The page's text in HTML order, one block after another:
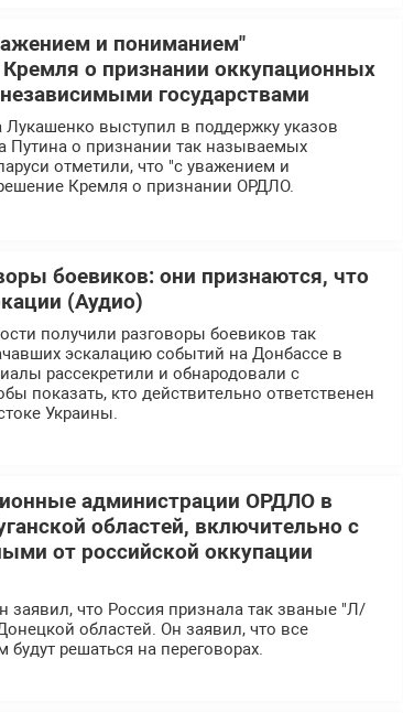
и пониманием"
о признании оккупационных
государствами
выступил в поддержку указов
Путина о признании так называемых
отметили, что "с уважением и
Кремля о признании ОРДЛО.
боевиков: они признаются, что
(Аудио)
получили разговоры боевиков так
эскалацию событий на Донбассе в
рассекретили и обнародовали с
показать, кто действительно ответственен
Украины.
администрации ОРДЛО в
областей, включительно с
от российской оккупации
что Россия признала так званые "Л/
областей. Он заявил, что все
решаться на переговорах.